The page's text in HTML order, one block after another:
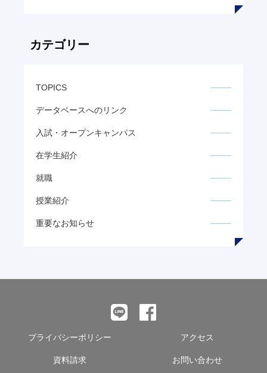
カテゴリー
TOPICS
データベースへのリンク
入試・オープンキャンパス
在学生紹介
就職
授業紹介
重要なお知らせ
プライバシーポリシー アクセス
資料請求 お問い合わせ